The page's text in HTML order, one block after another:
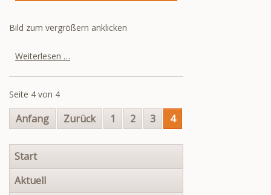
Bild zum vergrößern anklicken
Weiterlesen …
Seite 4 von 4
Anfang Zurück 1 2 3 4
Navigation
überspringen
Start
Aktuell